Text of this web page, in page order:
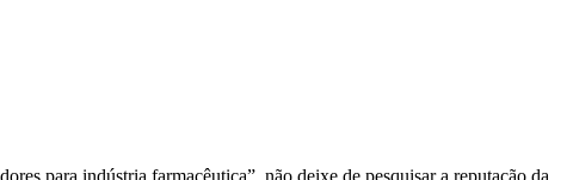
para indústria farmacêutica”, não deixe de pesquisar a reputação da